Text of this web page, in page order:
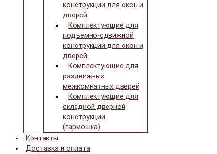
конструкции для окон и
дверей
Комплектующие для
подъемно-сдвижной
конструкции для окон и
дверей
Комплектующие для
раздвижных
межкомнатных дверей
Комплектующие для
складной дверной
конструкции
(гармошка)
Контакты
Доставка и оплата